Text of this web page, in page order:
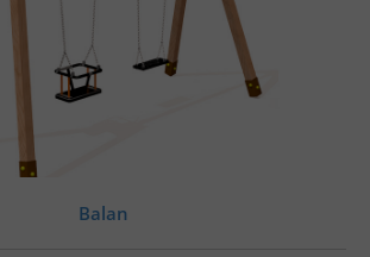
Balan